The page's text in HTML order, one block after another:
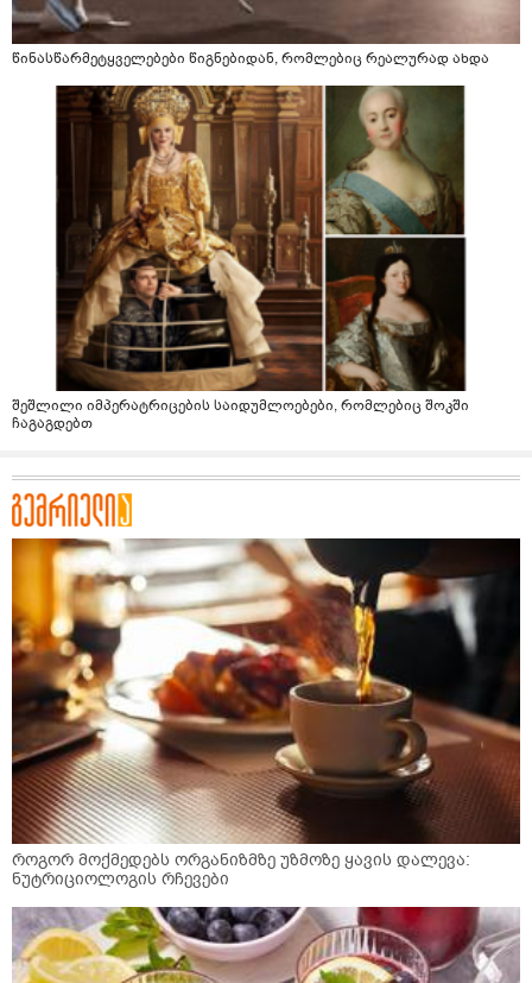
წინასწარმეტყველებები წიგნებიდან, რომლებიც რეალურად ახდა
შეშლილი იმპერატრიცების საიდუმლოებები, რომლებიც შოკში
ჩაგაგდებთ
როგორ მოქმედებს ორგანიზმზე უზმოზე ყავის დალევა:
ნუტრიციოლოგის რჩევები